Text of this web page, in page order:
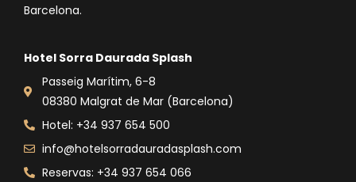
Barcelona.
Hotel Sorra Daurada Splash
Passeig Marítim, 6-8
08380 Malgrat de Mar (Barcelona)
Hotel: +34 937 654 500
info@hotelsorradauradasplash.com
Reservas: +34 937 654 066